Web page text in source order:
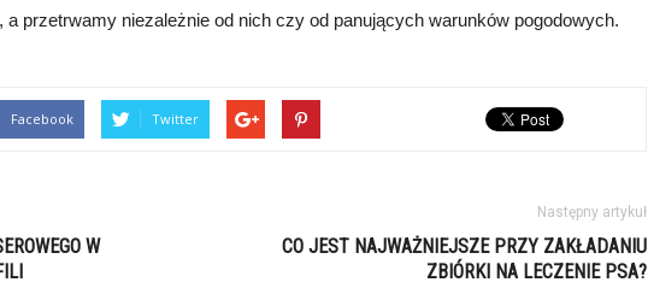
a przetrwamy niezależnie od nich czy od panujących warunków pogodowych.
Facebook Twitter
W
Następny artykuł
CO JEST NAJWAŻNIEJSZE PRZY ZAKŁADANIU
ZBIÓRKI NA LECZENIE PSA?